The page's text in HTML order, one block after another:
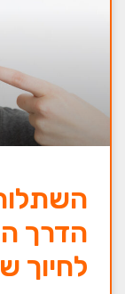
הדרך
לחיוך